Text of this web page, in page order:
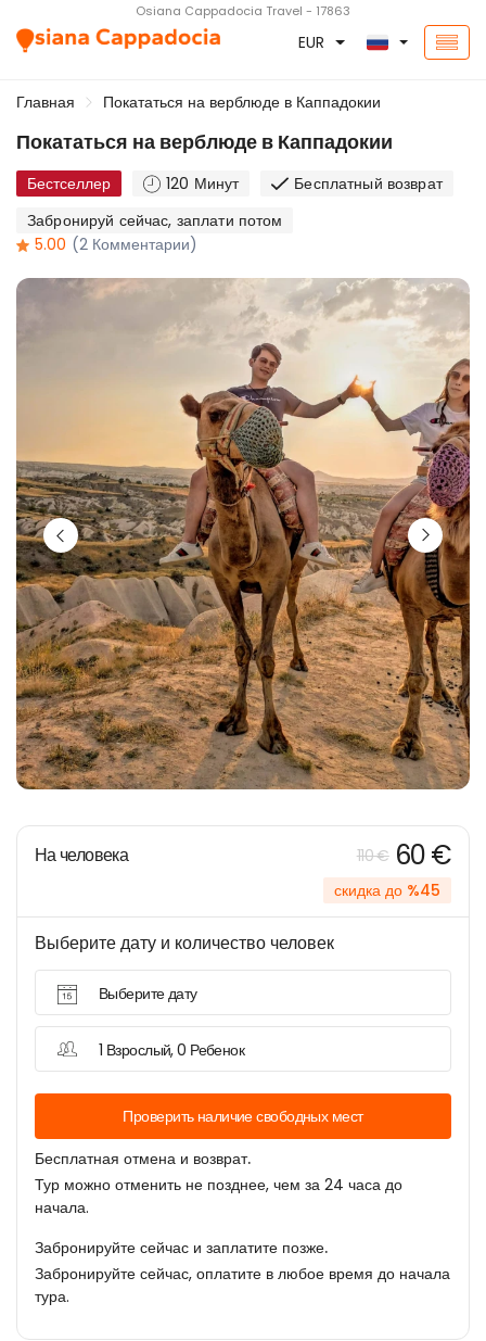
Osiana Cappadocia Travel - 17863
EUR
Главная Покататься на верблюде в Каппадокии
Покататься на верблюде в Каппадокии
Бестселлер 120 Минут
Бесплатный возврат
Забронируй сейчас, заплати потом
5.00 (2 Комментарии)
На человека 110 € 60 €
скидка до %45
Выберите дату и количество человек
Выберите дату
1 Взрослый, 0 Ребенок
Проверить наличие свободных мест
Бесплатная отмена и возврат.
Тур можно отменить не позднее, чем за 24 часа до
начала.
Забронируйте сейчас и заплатите позже.
Забронируйте сейчас, оплатите в любое время до начала
тура.